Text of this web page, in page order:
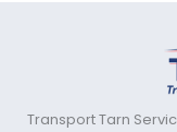
Transport Tarn